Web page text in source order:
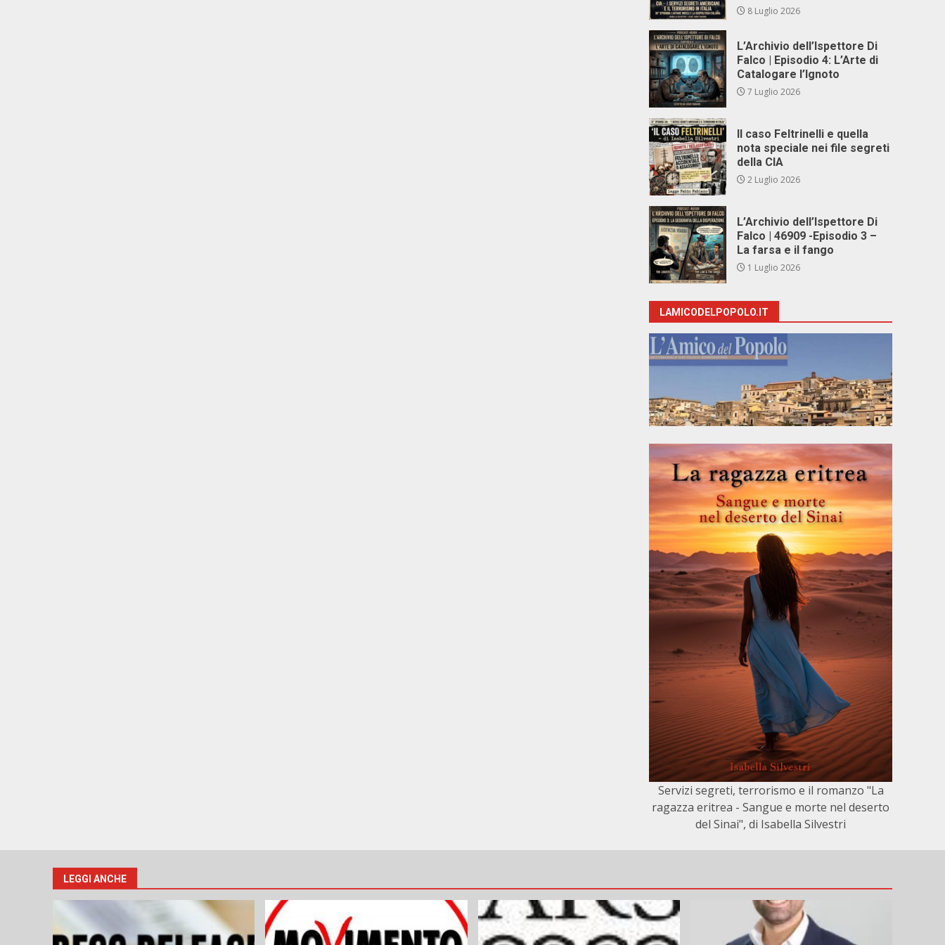
8 Luglio 2026
L’Archivio dell’Ispettore Di
Falco | Episodio 4: L’Arte di
Catalogare l’Ignoto
7 Luglio 2026
Il caso Feltrinelli e quella
nota speciale nei file segreti
della CIA
2 Luglio 2026
L’Archivio dell’Ispettore Di
Falco | 46909 -Episodio 3 –
La farsa e il fango
1 Luglio 2026
LAMICODELPOPOLO.IT
Servizi segreti, terrorismo e il romanzo "La
ragazza eritrea - Sangue e morte nel deserto
del Sinai", di Isabella Silvestri
LEGGI ANCHE